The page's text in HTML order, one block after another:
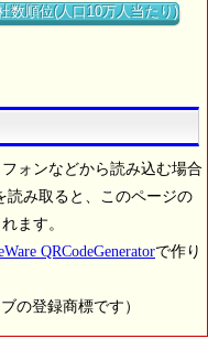
数順位(人口10万人当たり)
ォンなどから読み込む場合
読み取ると、このページの
ます。
QRCodeGeneratorで作り
の登録商標です）